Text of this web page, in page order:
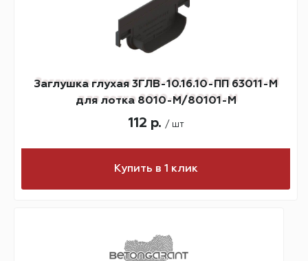
Заглушка глухая 3ГЛВ-10.16.10-ПП 63011-М
для лотка 8010-М/80101-М
112 р. / шт
Купить в 1 клик